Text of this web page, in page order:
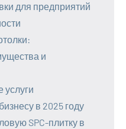
для предприятий
и
услуги
в 2025 году
SPC-плитку в